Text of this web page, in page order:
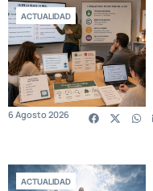
ACTUALIDAD
6 Agosto 2026
ACTUALIDAD